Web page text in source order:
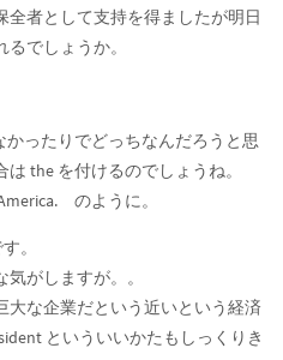
者として支持を得ましたが明日
でしょうか。
ったりでどっちなんだろうと思
the を付けるのでしょうね。
のように。
。
がしますが。。
大な企業だという近いという経済
といういいかたもしっくりき